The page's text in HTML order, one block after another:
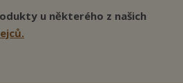
u některého z našich